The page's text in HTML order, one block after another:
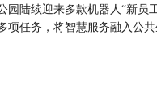
园陆续迎来多款机器人“新员
项任务，将智慧服务融入公共